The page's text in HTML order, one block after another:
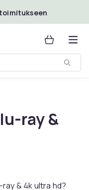
ray &
& 4k ultra hd?